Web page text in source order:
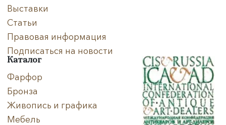
Выставки
Статьи
Правовая информация
Подписаться на новости
Каталог
Фарфор
Бронза
Живопись и графика
Мебель